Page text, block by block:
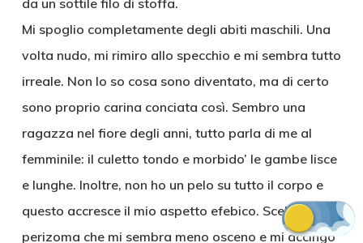
da un sottile filo di stoffa.
Mi spoglio completamente degli abiti maschili. Una
volta nudo, mi rimiro allo specchio e mi sembra tutto
irreale. Non lo so cosa sono diventato, ma di certo
sono proprio carina conciata così. Sembro una
ragazza nel fiore degli anni, tutto parla di me al
femminile: il culetto tondo e morbido’ le gambe lisce
e lunghe. Inoltre, non ho un pelo su tutto il corpo e
questo accresce il mio aspetto efebico. Scelgo il
perizoma che mi sembra meno osceno e mi accingo
Confermo